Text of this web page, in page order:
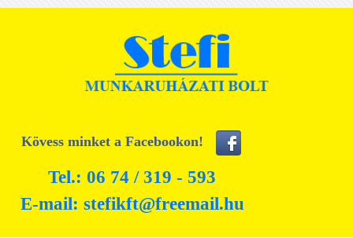
Kövess minket a Facebookon!
Tel.: 06 74 / 319 - 593
E-mail: stefikft@freemail.hu